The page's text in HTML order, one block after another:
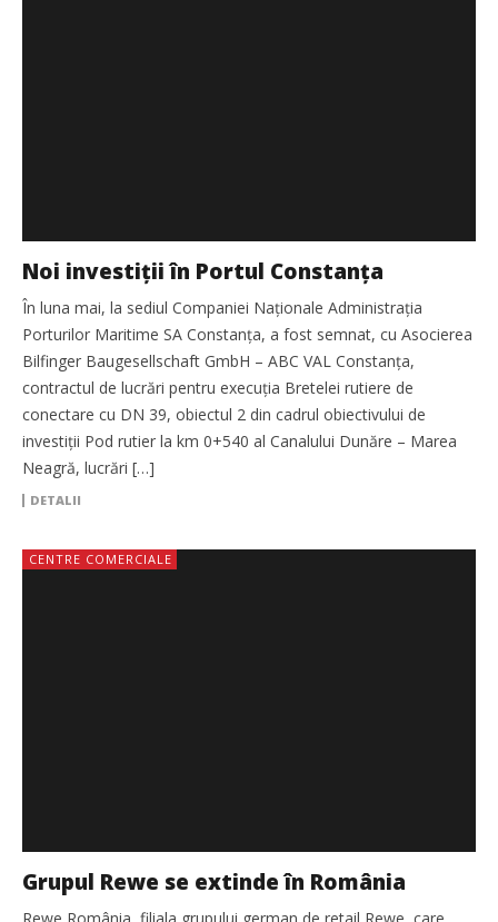
Noi investiții în Portul Constanța
În luna mai, la sediul Companiei Naționale Administrația
Porturilor Maritime SA Constanța, a fost semnat, cu Asocierea
Bilfinger Baugesellschaft GmbH – ABC VAL Constanța,
contractul de lucrări pentru execuția Bretelei rutiere de
conectare cu DN 39, obiectul 2 din cadrul obiectivului de
investiții Pod rutier la km 0+540 al Canalului Dunăre – Marea
Neagră, lucrări […]
DETALII
CENTRE COMERCIALE
Grupul Rewe se extinde în România